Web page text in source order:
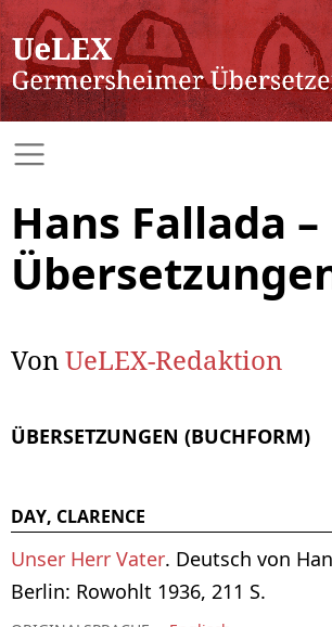
Hans Fallada –
VonUeLEX-Redaktion
ÜBERSETZUNGEN (BUCHFORM)
DAY, CLARENCE
Unser Herr Vater. Deutsch von
Berlin: Rowohlt 1936, 211 S.